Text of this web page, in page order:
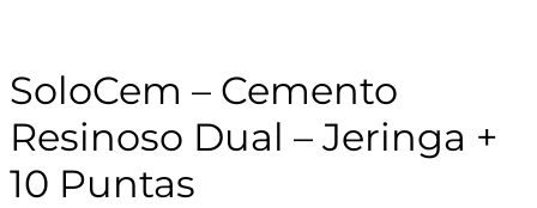
SoloCem – Cemento
Resinoso Dual – Jeringa +
10 Puntas